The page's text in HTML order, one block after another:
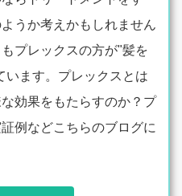
うか考えかもしれません
プレックスの方が"髪を
います。プレックスとは
効果をもたらすのか？プ
例などこちらのブログに